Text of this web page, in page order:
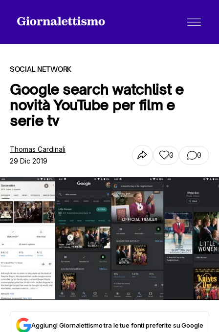
Tutti gli articoli
Chi siamo
Contatti
SOCIAL NETWORK
Google search watchlist e
novità YouTube per film e
serie tv
Thomas Cardinali
29 Dic 2019
0 0
Aggiungi Giornalettismo tra le tue fonti preferite su Google